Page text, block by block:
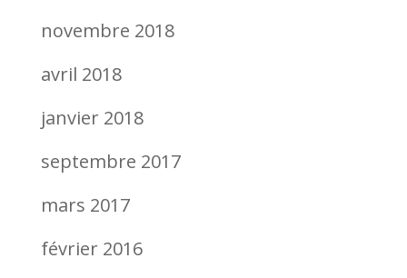
novembre 2018
avril 2018
janvier 2018
septembre 2017
mars 2017
février 2016